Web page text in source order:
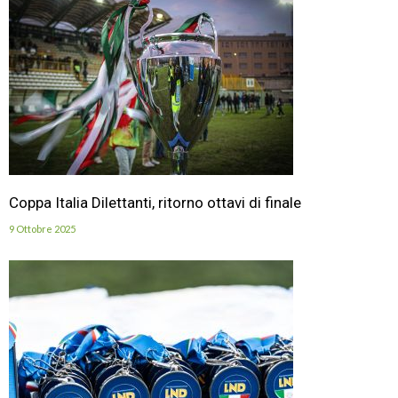
Coppa Italia Dilettanti, ritorno ottavi di finale
9 Ottobre 2025